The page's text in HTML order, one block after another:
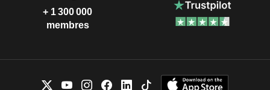
+ 1 300 000
membres